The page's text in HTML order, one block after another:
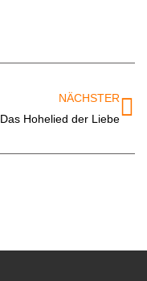
NÄCHSTER
Das Hohelied der Liebe